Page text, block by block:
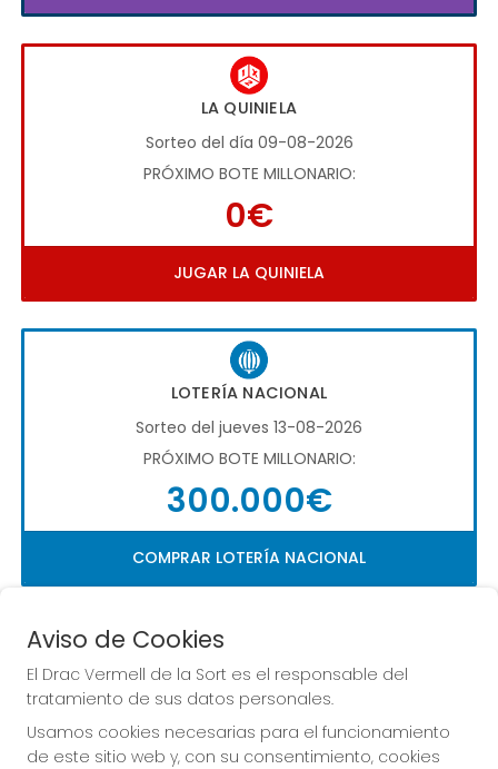
LA QUINIELA
Sorteo del día 09-08-2026
PRÓXIMO BOTE MILLONARIO:
0€
JUGAR LA QUINIELA
LOTERÍA NACIONAL
Sorteo del jueves 13-08-2026
PRÓXIMO BOTE MILLONARIO:
300.000€
COMPRAR LOTERÍA NACIONAL
Imagen anterior
Aviso de Cookies
El Drac Vermell de la Sort es el responsable del
tratamiento de sus datos personales.
Usamos cookies necesarias para el funcionamiento
de este sitio web y, con su consentimiento, cookies